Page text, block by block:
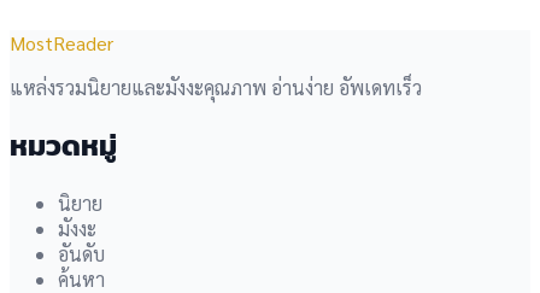
MostReader
แหล่งรวมนิยายและมังงะคุณภาพ อ่านง่าย อัพเดทเร็ว
หมวดหมู่
นิยาย
มังงะ
อันดับ
ค้นหา